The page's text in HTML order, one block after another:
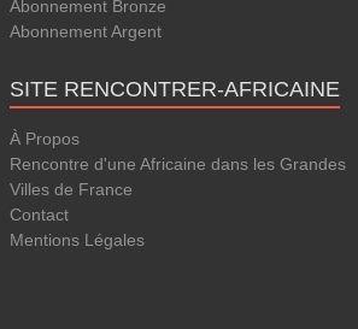
Abonnement Bronze
Abonnement Argent
SITE RENCONTRER-AFRICAINE
À Propos
Rencontre d'une Africaine dans les Grandes
Villes de France
Contact
Mentions Légales